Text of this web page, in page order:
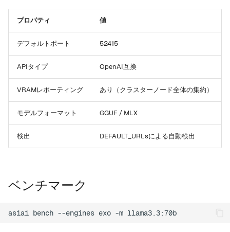
compare
recommend
プロパティ 値
デフォルトポート 52415
APIタイプ OpenAI互換
VRAMレポーティング あり（クラスターノード全体の集約）
モデルフォーマット GGUF / MLX
検出 DEFAULT_URLsによる自動検出
ベンチマーク
asiai bench --engines exo -m